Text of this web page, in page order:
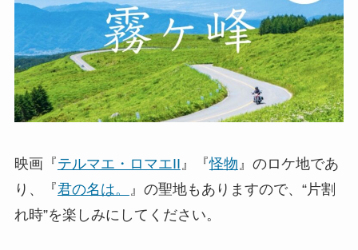
映画『テルマエ・ロマエII 』『怪物 』のロケ地であ
り、『君の名は。
』の聖地もありますので、“片割
れ時”を楽しみにしてください。